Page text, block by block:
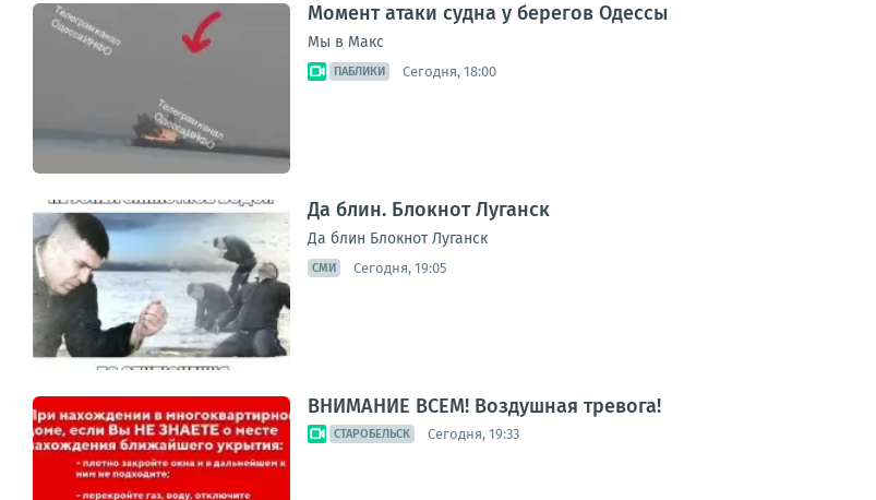
Момент атаки судна у берегов Одессы
Мы в Макс
ПАБЛИКИ Сегодня, 18:00
Да блин. Блокнот Луганск
Да блин Блокнот Луганск
СМИ Сегодня, 19:05
ВНИМАНИЕ ВСЕМ! Воздушная тревога!
СТАРОБЕЛЬСК Сегодня, 19:33